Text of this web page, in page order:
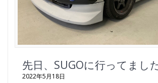
先日、SUGOに行ってまし
2022年5月18日